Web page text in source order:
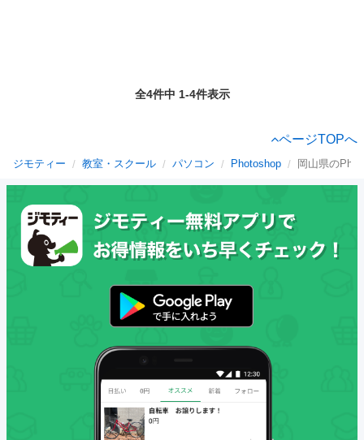
全4件中 1-4件表示
ページTOPへ
ジモティー 教室・スクール パソコン Photoshop 岡山県の